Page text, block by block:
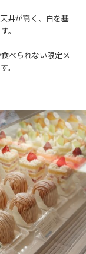
井が高く、白を基
。
べられない限定メ
。